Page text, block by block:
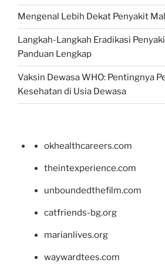
Mengenal Lebih Dekat Penyakit
Langkah-Langkah Eradikasi
Panduan Lengkap
Vaksin Dewasa WHO: Pentingnya
Kesehatan di Usia Dewasa
okhealthcareers.com
theintexperience.com
unboundedthefilm.com
catfriends-bg.org
marianlives.org
waywardtees.com